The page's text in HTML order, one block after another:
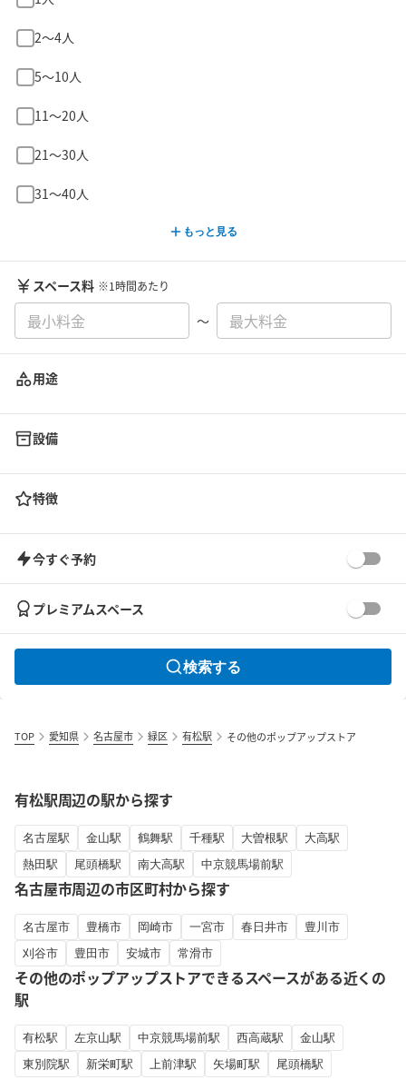
2〜4人
5〜10人
11〜20人
21〜30人
31〜40人
もっと見る
スペース料 ※1時間あたり
〜
用途
設備
特徴
今すぐ予約
プレミアムスペース
検索する
TOP 愛知県 名古屋市 緑区 有松駅 その他のポップアップストア
有松駅周辺の駅から探す
名古屋駅 金山駅 鶴舞駅 千種駅 大曽根駅
大高駅
熱田駅
尾頭橋駅 南大高駅 中京競馬場前駅
名古屋市周辺の市区町村から探す
名古屋市 豊橋市 岡崎市 一宮市 春日井市
豊川市
刈谷市
豊田市 安城市 常滑市
その他のポップアップストアできるスペースがある近くの
駅
有松駅 左京山駅 中京競馬場前駅 西高蔵駅
金山駅
東別院駅
新栄町駅 上前津駅 矢場町駅 尾頭橋駅